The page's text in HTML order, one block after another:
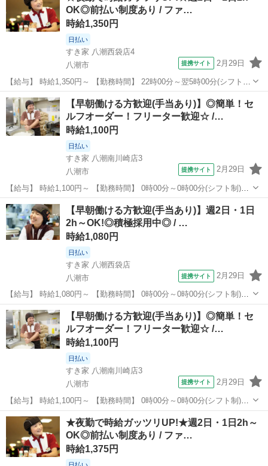
OK◎前払い制度あり / ファ…
時給1,350円
日払い
すき家 八潮西袋店4
八潮市
提携サイト 2月29日
【給与】 時給1,350円～ 【勤務時間】 22時00分～翌5時00分(シフト
制)、1日2時間 週2日 から応相談 【お仕事内容】 【仕事内容】 ◆すき
家スタッフ募集◆ 【お仕事内容】 ◎接客 ◎調理 ◎販売 ◎金銭管...
埼玉 八潮市 レストラン
【早朝働ける方歓迎(手当あり)】◎簡単！セ
ルフオーダー！フリーター歓迎☆ /…
時給1,100円
日払い
すき家 八潮南川崎店3
八潮市
提携サイト 2月29日
【給与】 時給1,100円～ 【勤務時間】 0時00分～0時00分(シフト制)、
1日2時間 週2日 から応相談 【お仕事内容】 【仕事内容】 ◆すき家ス
タッフ募集◆ 【お仕事内容】 ◎接客 ◎調理 ◎販売 ◎金銭管理 ...
埼玉 八潮市 レストラン
【早朝働ける方歓迎(手当あり)】週2日・1日
2h～OK!◎積極採用中◎ / …
時給1,080円
日払い
すき家 八潮西袋店
八潮市
提携サイト 2月29日
【給与】 時給1,080円～ 【勤務時間】 0時00分～0時00分(シフト制)、
1日2時間 週2日 から応相談 【お仕事内容】 【仕事内容】 ◆すき家ス
タッフ募集◆ 【お仕事内容】 ◎接客 ◎調理 ◎販売 ◎金銭管理 ...
埼玉 八潮市 レストラン
【早朝働ける方歓迎(手当あり)】◎簡単！セ
ルフオーダー！フリーター歓迎☆ /…
時給1,100円
日払い
すき家 八潮南川崎店3
八潮市
提携サイト 2月29日
【給与】 時給1,100円～ 【勤務時間】 0時00分～0時00分(シフト制)、
1日2時間 週2日 から応相談 【お仕事内容】 【仕事内容】 ◆すき家ス
タッフ募集◆ 【お仕事内容】 ◎接客 ◎調理 ◎販売 ◎金銭管理 ...
埼玉 八潮市 レストラン
★夜勤で時給ガッツリUP!★週2日・1日2h～
OK◎前払い制度あり / ファ…
時給1,375円